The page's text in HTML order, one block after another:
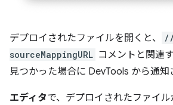
デプロイされたファイルを開くと、
sourceMappingURL コメントと関連
見つかった場合に DevTools から通知
エディタで、デプロイされたファイ